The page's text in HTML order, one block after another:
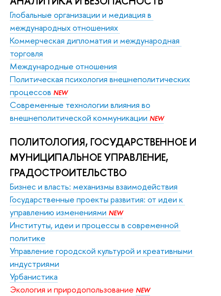
Глобальные организации и медиация в
международных отношениях
Коммерческая дипломатия и международная
торговля
Международные отношения
Политическая психология внешнеполитических
процессов NEW
Современные технологии влияния во
внешнеполитической коммуникации NEW
ПОЛИТОЛОГИЯ, ГОСУДАРСТВЕННОЕ И
МУНИЦИПАЛЬНОЕ УПРАВЛЕНИЕ,
ГРАДОСТРОИТЕЛЬСТВО
Бизнес и власть: механизмы взаимодействия
Государственные проекты развития: от идеи к
управлению изменениями NEW
Институты, идеи и процессы в современной
политике
Управление городской культурой и креативными
индустриями
Урбанистика
Экология и природопользование NEW